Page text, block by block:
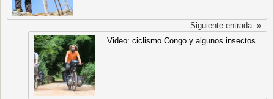
Siguiente entrada: »
Video: ciclismo Congo y algunos insectos